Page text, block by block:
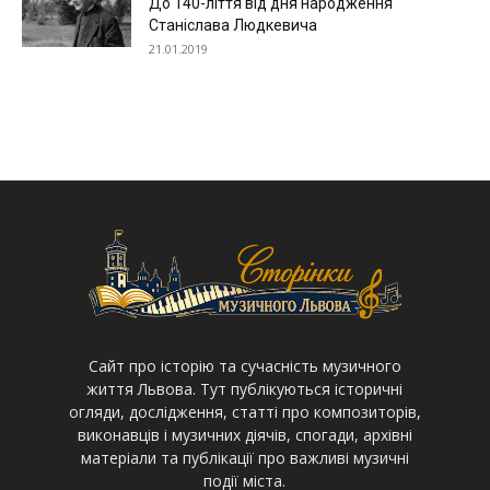
До 140-ліття від дня народження
Станіслава Людкевича
21.01.2019
Cайт про історію та сучасність музичного
життя Львова. Тут публікуються історичні
огляди, дослідження, статті про композиторів,
виконавців і музичних діячів, спогади, архівні
матеріали та публікації про важливі музичні
події міста.